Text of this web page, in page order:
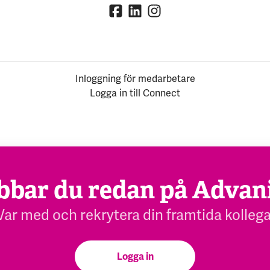
Inloggning för medarbetare
Logga in till Connect
du redan på
med och rekrytera din framtida
Logga in